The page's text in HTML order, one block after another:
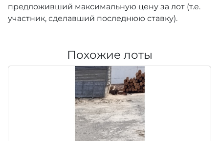
предложивший максимальную цену за лот (т.е.
участник, сделавший последнюю ставку).
Похожие лоты